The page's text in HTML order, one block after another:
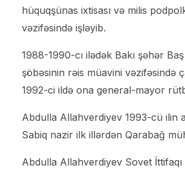
hüquqşünas ixtisası və milis
vəzifəsində işləyib.
1988-1990-cı ilədək Bakı şəhər
şöbəsinin rəis müavini vəzifəsində
1992-ci ildə ona general-mayor
Abdulla Allahverdiyev 1993-cü ilin
Sabiq nazir ilk illərdən Qarabağ
Abdulla Allahverdiyev Sovet